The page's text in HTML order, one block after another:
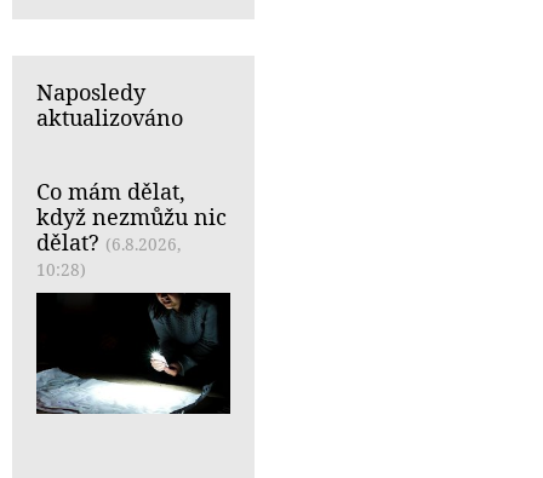
Naposledy
aktualizováno
Co mám dělat,
když nezmůžu nic
dělat? (6.8.2026,
10:28)